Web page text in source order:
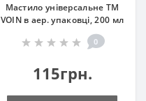
Мастило універсальне ТМ
VOIN в аер. упаковці, 200 мл
0
115грн.